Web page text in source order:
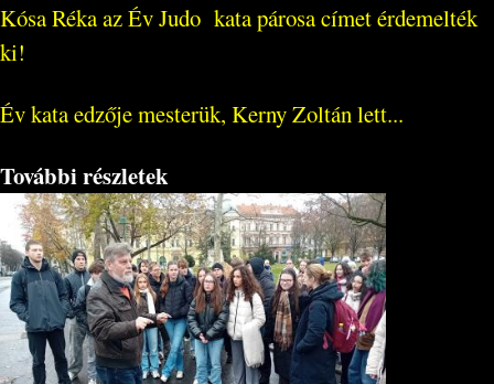
Kósa Réka az Év Judo kata párosa címet érdemelték
ki!
Év kata edzője mesterük, Kerny Zoltán lett...
További részletek